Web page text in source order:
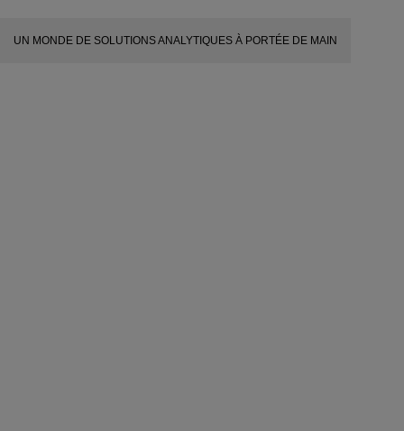
UN MONDE DE SOLUTIONS ANALYTIQUES À PORTÉE DE MAIN